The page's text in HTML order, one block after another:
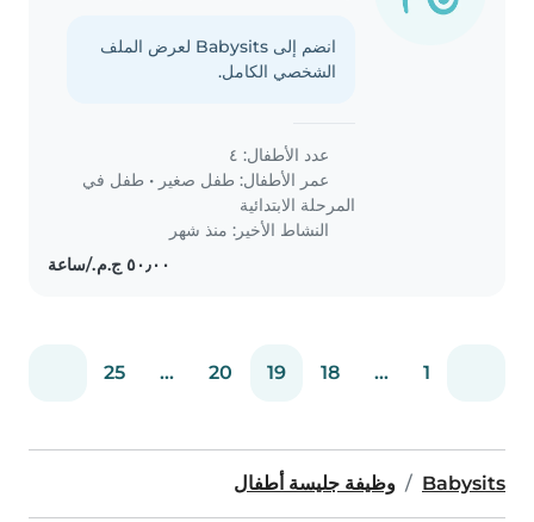
انضم إلى Babysits لعرض الملف
الشخصي الكامل.
عدد الأطفال: ٤
عمر الأطفال: طفل صغير • طفل في
المرحلة الابتدائية
النشاط الأخير: منذ شهر
1
...
18
19
20
...
25
Babysits وظيفة جليسة أطفال